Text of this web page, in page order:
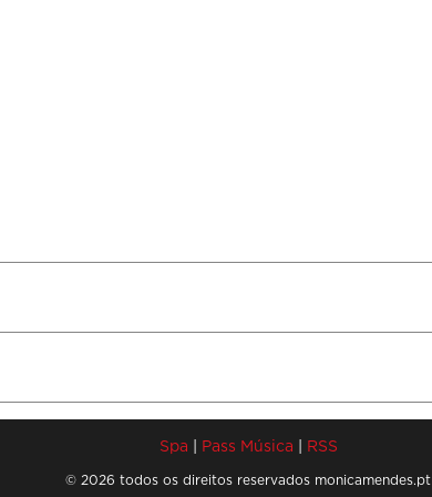
Spa | Pass Música | RSS
© 2026 todos os direitos reservados monicamendes.pt